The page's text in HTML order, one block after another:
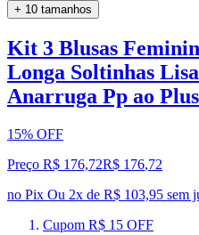
+ 10 tamanhos
Kit 3 Blusas
Longa Soltinhas
Anarruga Pp ao
15% OFF
Preço R$ 176,72R$ 176,72
no Pix Ou 2x de R$ 103,95 sem
Cupom R$ 15 OFF